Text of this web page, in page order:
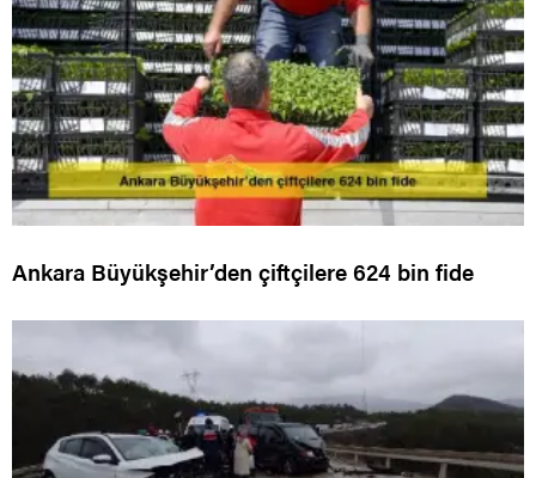
Ankara Büyükşehir’den çiftçilere 624 bin fide